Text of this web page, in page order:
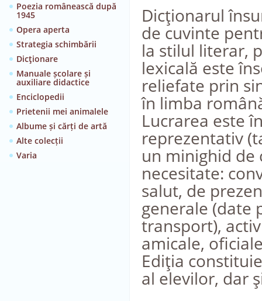
Poezia românească după
1945
Opera aperta
Strategia schimbării
Dicţionare
Manuale școlare și
auxiliare didactice
Enciclopedii
Prietenii mei animalele
Albume și cărți de artă
Alte colecții
Varia
Dicţionarul
de cuvinte
la stilul literar,
lexicală este
reliefate prin
în limba
Lucrarea este
reprezentativ
un minighid de
necesitate:
salut, de
generale (date
transport),
amicale,
Ediţia
al elevilor, dar